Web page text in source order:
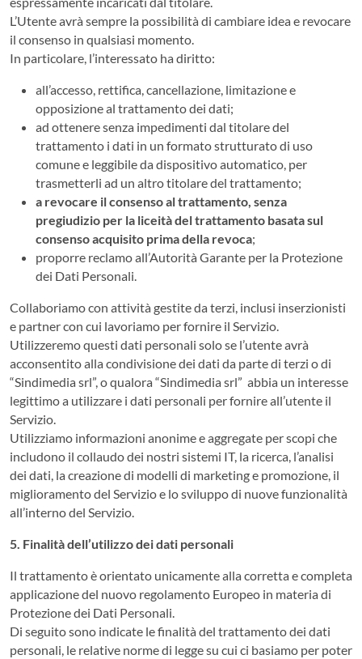
L’Utente avrà sempre la possibilità di cambiare idea e revocare
il consenso in qualsiasi momento.
In particolare, l’interessato ha diritto:
all’accesso, rettifica, cancellazione, limitazione e
opposizione al trattamento dei dati;
ad ottenere senza impedimenti dal titolare del
trattamento i dati in un formato strutturato di uso
comune e leggibile da dispositivo automatico, per
trasmetterli ad un altro titolare del trattamento;
a revocare il consenso al trattamento, senza
pregiudizio per la liceità del trattamento basata sul
consenso acquisito prima della revoca;
proporre reclamo all’Autorità Garante per la Protezione
dei Dati Personali.
Collaboriamo con attività gestite da terzi, inclusi inserzionisti
e partner con cui lavoriamo per fornire il Servizio.
Utilizzeremo questi dati personali solo se l’utente avrà
acconsentito alla condivisione dei dati da parte di terzi o di
“Sindimedia srl”, o qualora “Sindimedia srl” abbia un interesse
legittimo a utilizzare i dati personali per fornire all’utente il
Servizio.
Utilizziamo informazioni anonime e aggregate per scopi che
includono il collaudo dei nostri sistemi IT, la ricerca, l’analisi
dei dati, la creazione di modelli di marketing e promozione, il
miglioramento del Servizio e lo sviluppo di nuove funzionalità
all’interno del Servizio.
5. Finalità dell’utilizzo dei dati personali
Il trattamento è orientato unicamente alla corretta e completa
applicazione del nuovo regolamento Europeo in materia di
Protezione dei Dati Personali.
Di seguito sono indicate le finalità del trattamento dei dati
personali, le relative norme di legge su cui ci basiamo per poter